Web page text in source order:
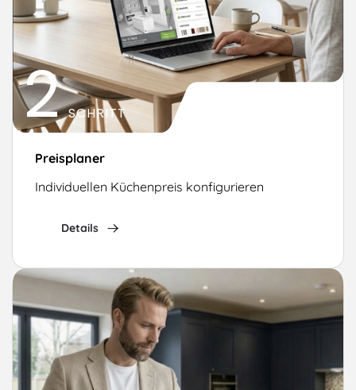
2 SCHRITT
Preisplaner
Individuellen Küchenpreis konfigurieren
Details